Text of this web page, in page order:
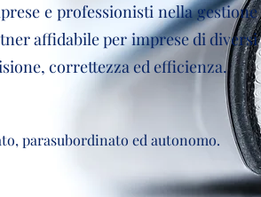
e professionisti nella gestione
affidabile per imprese di diversi
correttezza ed efficienza.
parasubordinato ed autonomo.